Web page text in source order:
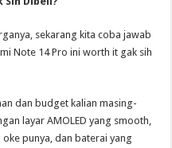
sekarang kita coba jawab
Note 14 Pro ini worth it gak sih
dan budget kalian masing-
layar AMOLED yang smooth,
punya, dan baterai yang